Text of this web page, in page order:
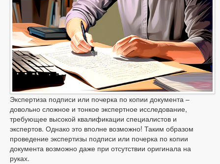
Экспертиза подписи или почерка по копии документа –
довольно сложное и тонкое экспертное исследование,
требующее высокой квалификации специалистов и
экспертов. Однако это вполне возможно! Таким образом
проведение экспертизы подписи или почерка по копии
документа возможно даже при отсутствии оригинала на
руках.